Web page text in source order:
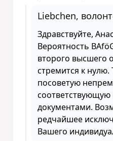
Liebchen,
Здравствуйте,
Вероятность
второго высшего
стремится к
посоветую
документами.
редчайшее
Вашего